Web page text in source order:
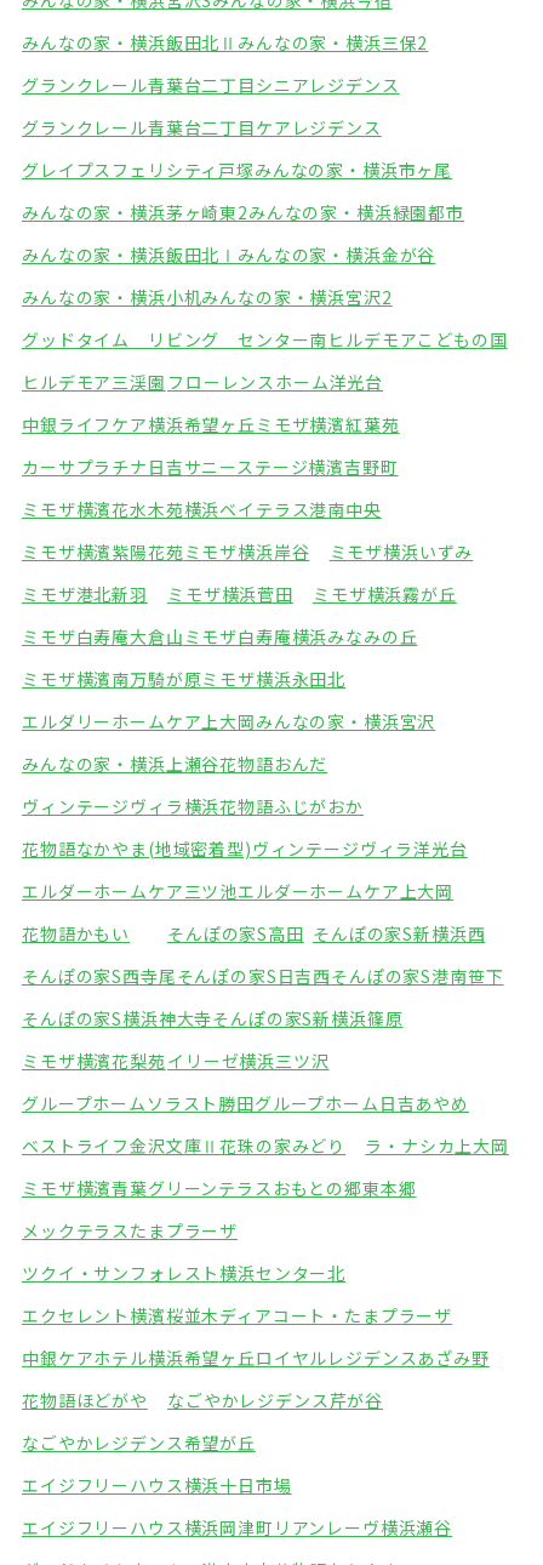
みんなの家・横浜飯田北Ⅱ みんなの家・横浜三保2
グランクレール青葉台二丁目シニアレジデンス
グランクレール青葉台二丁目ケアレジデンス
グレイプスフェリシティ戸塚みんなの家・横浜市ヶ尾
みんなの家・横浜茅ヶ崎東2みんなの家・横浜緑園都市
みんなの家・横浜飯田北Ⅰ みんなの家・横浜金が谷
みんなの家・横浜小机みんなの家・横浜宮沢2
グッドタイム リビング センター南 ヒルデモアこどもの国
ヒルデモア三渓園 フローレンスホーム洋光台
中銀ライフケア横浜希望ヶ丘ミモザ横濱紅葉苑
カーサプラチナ日吉サニーステージ横濱吉野町
ミモザ横濱花水木苑横浜ベイテラス港南中央
ミモザ横濱紫陽花苑ミモザ横浜岸谷
ミモザ横浜いずみ
ミモザ港北新羽
ミモザ横浜菅田
ミモザ横浜霧が丘
ミモザ白寿庵大倉山 ミモザ白寿庵横浜みなみの丘
ミモザ横濱南万騎が原ミモザ横浜永田北
エルダリーホームケア上大岡みんなの家・横浜宮沢
みんなの家・横浜上瀬谷花物語おんだ
ヴィンテージヴィラ横浜花物語ふじがおか
花物語なかやま(地域密着型)ヴィンテージヴィラ洋光台
エルダーホームケア三ツ池エルダーホームケア上大岡
花物語かもい
そんぽの家S高田 そんぽの家S新横浜西
そんぽの家S西寺尾そんぽの家S日吉西そんぽの家S港南笹下
そんぽの家S横浜神大寺そんぽの家S新横浜篠原
ミモザ横濱花梨苑イリーゼ横浜三ツ沢
グループホームソラスト勝田グループホーム日吉あやめ
ベストライフ金沢文庫Ⅱ花珠の家みどり
ラ・ナシカ上大岡
ミモザ横濱青葉グリーンテラス おもとの郷東本郷
メックテラスたまプラーザ
ツクイ・サンフォレスト横浜センター北
エクセレント横濱桜並木ディアコート・たまプラーザ
中銀ケアホテル横浜希望ヶ丘ロイヤルレジデンスあざみ野
花物語ほどがや
なごやかレジデンス芹が谷
なごやかレジデンス希望が丘
エイジフリーハウス横浜十日市場
エイジフリーハウス横浜岡津町 リアンレーヴ横浜瀬谷